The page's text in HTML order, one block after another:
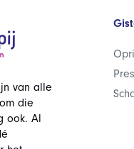
van alle
die
ook. Al